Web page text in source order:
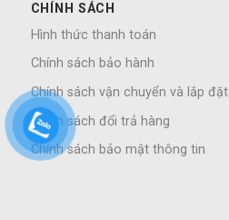
CHÍNH SÁCH
Hình thức thanh toán
Chính sách bảo hành
Chính sách vận chuyển và lắp đặt
Chính sách đổi trả hàng
Chính sách bảo mật thông tin